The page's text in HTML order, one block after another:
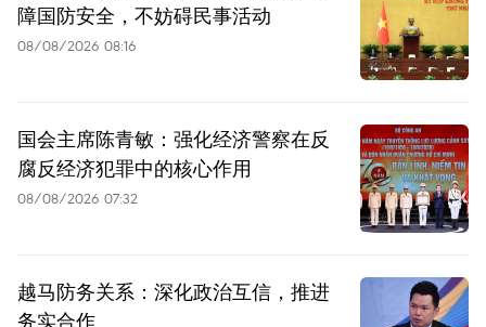
障国防安全，不妨碍民事活动
08/08/2026 08:16
国会主席陈青敏：强化经济警察在反
腐反经济犯罪中的核心作用
08/08/2026 07:32
越马防务关系：深化政治互信，推进
务实合作